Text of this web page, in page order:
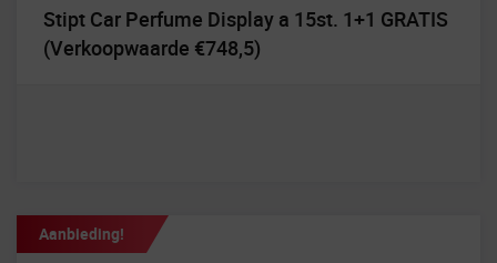
Stipt Car Perfume Display a 15st. 1+1 GRATIS
(Verkoopwaarde €748,5)
Aanbieding!